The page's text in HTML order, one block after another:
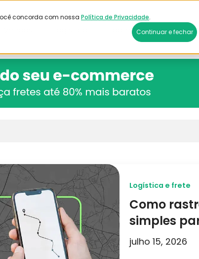
concorda com nossa Política de Privacidade.
Continuar e fechar
Sobre a Plataforma
de sugestão automática incluído.
Logística e frete
Como
simples
julho 15, 2026